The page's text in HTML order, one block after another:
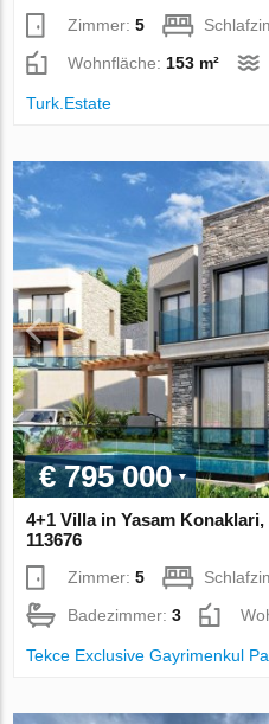
Zimmer:5
Wohnfläche:153 m²
Turk.Estate
€ 795 000
4+1 Villa in Yasam
113676
Zimmer:5
Badezimmer:3
Tekce Exclusive Gayrimenkul